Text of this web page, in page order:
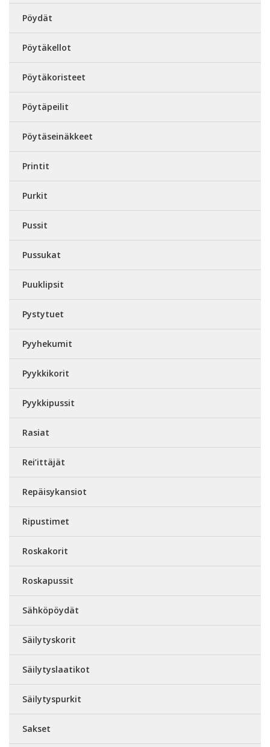
Pöydät
Pöytäkellot
Pöytäkoristeet
Pöytäpeilit
Pöytäseinäkkeet
Printit
Purkit
Pussit
Pussukat
Puuklipsit
Pystytuet
Pyyhekumit
Pyykkikorit
Pyykkipussit
Rasiat
Rei’ittäjät
Repäisykansiot
Ripustimet
Roskakorit
Roskapussit
Sähköpöydät
Säilytyskorit
Säilytyslaatikot
Säilytyspurkit
Sakset